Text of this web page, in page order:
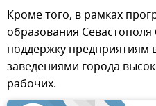
Кроме того, в рамках
образования Севастополя
поддержку предприятиям
заведениями города
рабочих.